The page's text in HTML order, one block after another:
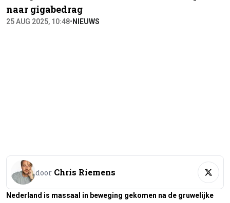
naar gigabedrag
25 AUG 2025, 10:48• NIEUWS
door Chris Riemens
Nederland is massaal in beweging gekomen na de gruwelijke